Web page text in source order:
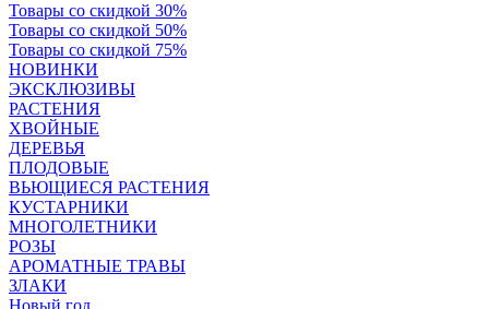
Товары со скидкой 30%
Товары со скидкой 50%
Товары со скидкой 75%
НОВИНКИ
ЭКСКЛЮЗИВЫ
РАСТЕНИЯ
ХВОЙНЫЕ
ДЕРЕВЬЯ
ПЛОДОВЫЕ
ВЬЮЩИЕСЯ РАСТЕНИЯ
КУСТАРНИКИ
МНОГОЛЕТНИКИ
РОЗЫ
АРОМАТНЫЕ ТРАВЫ
ЗЛАКИ
Новый год